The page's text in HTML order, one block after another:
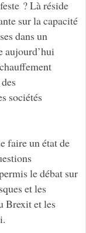
? Là réside
sur la capacité
dans un
aujourd’hui
sociétés
faire un état de
le débat sur
et les
Brexit et les